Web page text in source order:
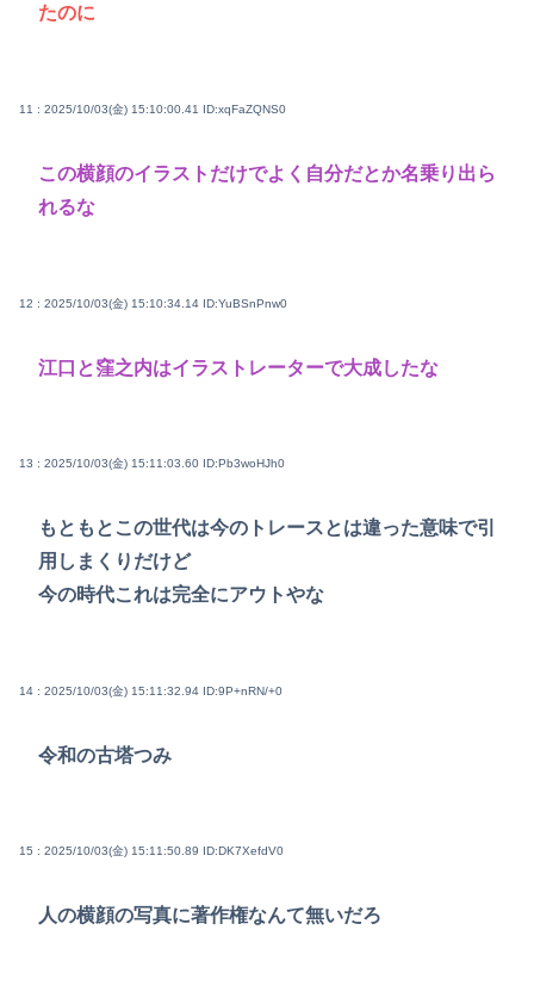
たのに
11 : 2025/10/03(金) 15:10:00.41 ID:xqFaZQNS0
この横顔のイラストだけでよく自分だとか名乗り出ら
れるな
12 : 2025/10/03(金) 15:10:34.14 ID:YuBSnPnw0
江口と窪之内はイラストレーターで大成したな
13 : 2025/10/03(金) 15:11:03.60 ID:Pb3woHJh0
もともとこの世代は今のトレースとは違った意味で引
用しまくりだけど
今の時代これは完全にアウトやな
14 : 2025/10/03(金) 15:11:32.94 ID:9P+nRN/+0
令和の古塔つみ
15 : 2025/10/03(金) 15:11:50.89 ID:DK7XefdV0
人の横顔の写真に著作権なんて無いだろ